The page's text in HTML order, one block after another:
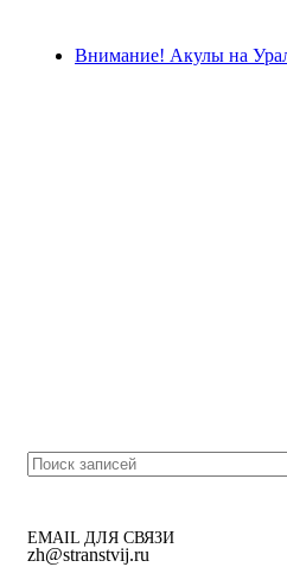
Внимание! Акулы на
EMAIL ДЛЯ СВЯЗИ
zh@stranstvij.ru